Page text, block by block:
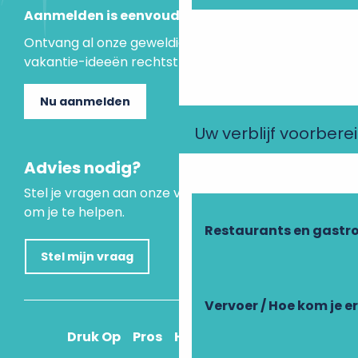
Uw verblijf
Restaurants en
Vervoer / Hoe kom je
Aanmelden is eenvoudig
Ontvang al onze geweldige aanbiedingen en
vakantie-ideeën rechtstreeks in je inbox.
Nu aanmelden
Advies nodig?
Stel je vragen aan onze virtuele assistent, die er is
om je te helpen.
Stel mijn vraag
Druk Op Pros Hoe kom ik daar?